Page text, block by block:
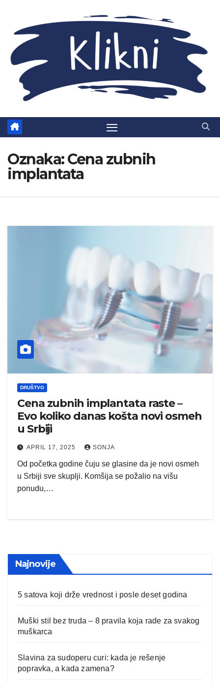
content
Oznaka:Cena zubnih
implantata
DRUŠTVO
Cena zubnih implantata raste –
Evo koliko danas košta novi osmeh
u Srbiji
APRIL 17, 2025 SONJA
Od početka godine čuju se glasine da je novi osmeh
u Srbiji sve skuplji. Komšija se požalio na višu
ponudu,…
Najnovije
5 satova koji drže vrednost i posle deset godina
Muški stil bez truda – 8 pravila koja rade za svakog
muškarca
Slavina za sudoperu curi: kada je rešenje
popravka, a kada zamena?